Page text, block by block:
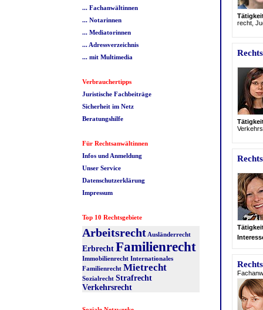
... Fachanwältinnen
... Notarinnen
... Mediatorinnen
... Adressverzeichnis
... mit Multimedia
Verbrauchertipps
Juristische Fachbeiträge
Sicherheit im Netz
Beratungshilfe
Für Rechtsanwältinnen
Infos und Anmeldung
Unser Service
Datenschutzerklärung
Impressum
Top 10 Rechtsgebiete
Arbeitsrecht Ausländerrecht
Erbrecht Familienrecht
Immobilienrecht Internationales
Familienrecht Mietrecht
Sozialrecht Strafrecht
Verkehrsrecht
recht,
Verkehrs